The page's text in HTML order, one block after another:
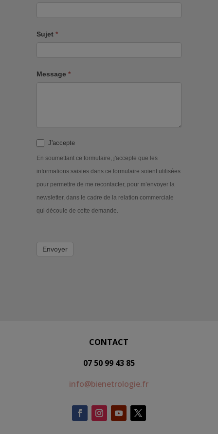
Sujet *
Message *
J'accepte
En soumettant ce formulaire, j'accepte que les
informations saisies dans ce formulaire soient utilisées
pour permettre de me recontacter, pour m’envoyer la
newsletter, dans le cadre de la relation commerciale
qui découle de cette demande.
Envoyer
CONTACT
07 50 99 43 85
info@bienetrologie.fr